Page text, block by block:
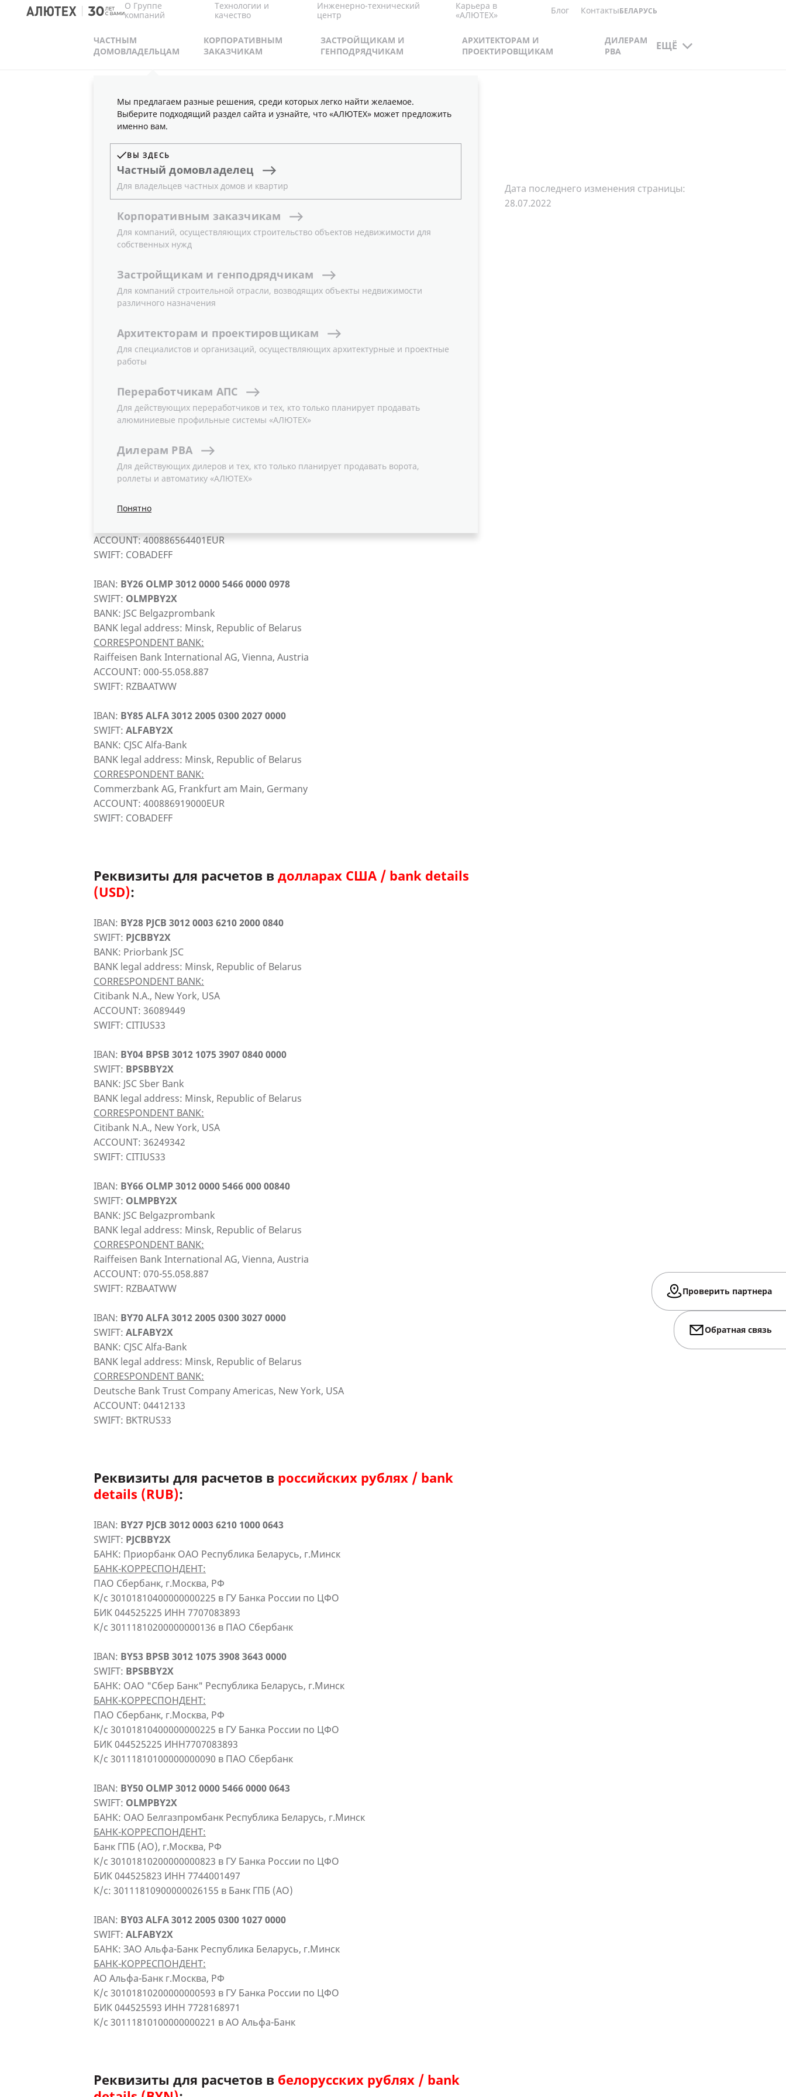
О Группе
компаний
Технологии и
качество
Инженерно-технический
центр
Карьера в
«АЛЮТЕХ» Блог КонтактыБЕЛАРУСЬ
ЧАСТНЫМ
ДОМОВЛАДЕЛЬЦАМ
КОРПОРАТИВНЫМ
ЗАКАЗЧИКАМ
ЗАСТРОЙЩИКАМ И
ГЕНПОДРЯДЧИКАМ
АРХИТЕКТОРАМ И
ПРОЕКТИРОВЩИКАМ
ДИЛЕРАМ
РВА
ЕЩЁ
Мы предлагаем разные решения, среди которых легко найти желаемое.
Выберите подходящий раздел сайта и узнайте, что «АЛЮТЕХ» может предложить
именно вам.
ВЫ ЗДЕСЬ
Частный домовладелец
Для владельцев частных домов и квартир
Корпоративным заказчикам
Для компаний, осуществляющих строительство объектов недвижимости для
собственных нужд
Застройщикам и генподрядчикам
Для компаний строительной отрасли, возводящих объекты недвижимости
различного назначения
Архитекторам и проектировщикам
Для специалистов и организаций, осуществляющих архитектурные и проектные
работы
Переработчикам АПС
Для действующих переработчиков и тех, кто только планирует продавать
алюминиевые профильные системы «АЛЮТЕХ»
Дилерам РВА
Для действующих дилеров и тех, кто только планирует продавать ворота,
роллеты и автоматику «АЛЮТЕХ»
Понятно
ПЛАТЕЖНЫЕ РЕКВИЗИТЫ
Банковские реквизиты ООО «Алютех
Инкорпорейтед»
Alutech Incorporated LLC bank details
Реквизиты для расчетов вевро / bank details (EUR)
SWIFT:PJCBBY2X
BANK: Priorbank JSC
BANK legal address: Minsk, Republic of Belarus
Raiffeisen Bank International AG, Vienna, Austria
ACCOUNT: 55.045.512
SWIFT: RZBAATWW
IBAN:BY27 BPSB 3012 1075 3903 8978 0000
SWIFT:BPSBBY2X
BANK: JSC Sber Bank
CORRESPONDENT BANK:
ACCOUNT: 400886564401EUR
SWIFT: COBADEFF
IBAN: BY26 OLMP 3012 0000 5466 0000 0978
SWIFT: OLMPBY2X
BANK: JSC Belgazprombank
BANK legal address: Minsk, Republic of Belarus
CORRESPONDENT BANK:
Raiffeisen Bank International AG, Vienna, Austria
ACCOUNT: 000-55.058.887
SWIFT: RZBAATWW
IBAN: BY85 ALFA 3012 2005 0300 2027 0000
SWIFT: ALFABY2X
BANK: CJSC Alfa-Bank
BANK legal address: Minsk, Republic of Belarus
CORRESPONDENT BANK:
Commerzbank AG, Frankfurt am Main, Germany
ACCOUNT: 400886919000EUR
SWIFT: COBADEFF
Реквизиты для расчетов вдолларах США / bank details
(USD):
IBAN: BY28 PJCB 3012 0003 6210 2000 0840
SWIFT: PJCBBY2X
BANK: Priorbank JSC
BANK legal address: Minsk, Republic of Belarus
CORRESPONDENT BANK:
Citibank N.A., New York, USA
ACCOUNT: 36089449
SWIFT: CITIUS33
IBAN: BY04 BPSB 3012 1075 3907 0840 0000
SWIFT: BPSBBY2X
BANK: JSC Sber Bank
BANK legal address: Minsk, Republic of Belarus
CORRESPONDENT BANK:
Citibank N.A., New York, USA
ACCOUNT: 36249342
SWIFT: CITIUS33
IBAN: BY66 OLMP 3012 0000 5466 000 00840
SWIFT: OLMPBY2X
BANK: JSC Belgazprombank
BANK legal address: Minsk, Republic of Belarus
CORRESPONDENT BANK:
Raiffeisen Bank International AG, Vienna, Austria
ACCOUNT: 070-55.058.887
SWIFT: RZBAATWW
IBAN: BY70 ALFA 3012 2005 0300 3027 0000
SWIFT: ALFABY2X
BANK: CJSC Alfa-Bank
BANK legal address: Minsk, Republic of Belarus
CORRESPONDENT BANK:
Deutsche Bank Trust Company Americas, New York, USA
ACCOUNT: 04412133
SWIFT: BKTRUS33
Реквизиты для расчетов в российских рублях / bank
details (RUB):
IBAN: BY27 PJCB 3012 0003 6210 1000 0643
SWIFT: PJCBBY2X
БАНК: Приорбанк ОАО Республика Беларусь, г.Минск
БАНК-КОРРЕСПОНДЕНТ:
ПАО Сбербанк, г.Москва, РФ
К/с 30101810400000000225 в ГУ Банка России по ЦФО
БИК 044525225 ИНН 7707083893
К/с 30111810200000000136 в ПАО Сбербанк
IBAN: BY53 BPSB 3012 1075 3908 3643 0000
SWIFT: BPSBBY2X
БАНК: ОАО "Сбер Банк" Республика Беларусь, г.Минск
БАНК-КОРРЕСПОНДЕНТ:
ПАО Сбербанк, г.Москва, РФ
К/с 30101810400000000225 в ГУ Банка России по ЦФО
БИК 044525225 ИНН7707083893
К/с 30111810100000000090 в ПАО Сбербанк
IBAN: BY50 OLMP 3012 0000 5466 0000 0643
SWIFT: OLMPBY2X
БАНК: ОАО Белгазпромбанк Республика Беларусь, г.Минск
БАНК-КОРРЕСПОНДЕНТ:
Банк ГПБ (АО), г.Москва, РФ
К/с 30101810200000000823 в ГУ Банка России по ЦФО
БИК 044525823 ИНН 7744001497
К/с: 30111810900000026155 в Банк ГПБ (АО)
IBAN: BY03 ALFA 3012 2005 0300 1027 0000
SWIFT: ALFABY2X
БАНК: ЗАО Альфа-Банк Республика Беларусь, г.Минск
БАНК-КОРРЕСПОНДЕНТ:
АО Альфа-Банк г.Москва, РФ
К/с 30101810200000000593 в ГУ Банка России по ЦФО
БИК 044525593 ИНН 7728168971
К/с 30111810100000000221 в АО Альфа-Банк
Реквизиты для расчетов в белорусских рублях / bank
Дата последнего изменения страницы:
28.07.2022
Проверить партнера
Обратная связь